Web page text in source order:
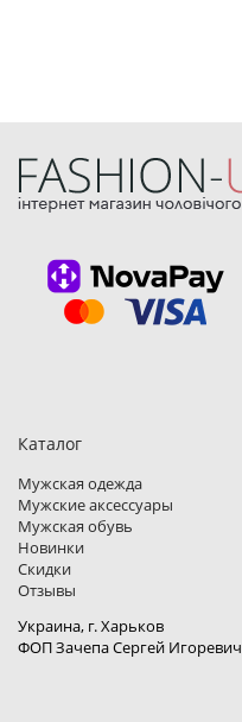
Каталог
Мужская одежда
Мужские аксессуары
Мужская обувь
Новинки
Скидки
Отзывы
Украина, г. Харьков
ФОП Зачепа Сергей Игоревич